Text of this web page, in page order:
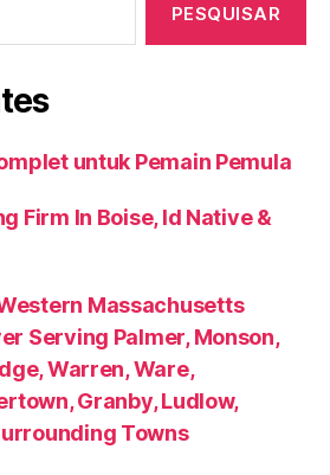
untuk Pemain Pemula
Firm In Boise, Id Native &
Massachusetts
Serving Palmer, Monson,
Warren, Ware,
Granby, Ludlow,
Towns